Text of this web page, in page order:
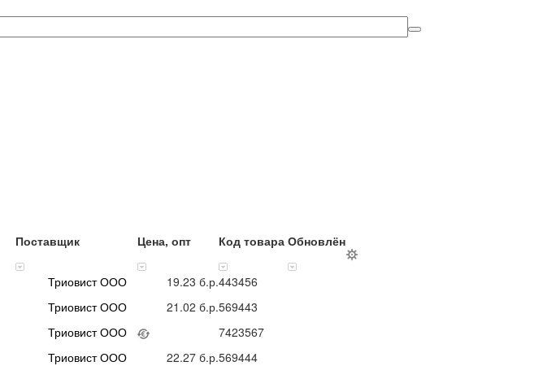
Поставщик Цена, опт Код товара Обновлён
Триовист ООО 19.23 б.р.443456
Триовист ООО 21.02 б.р.569443
Триовист ООО
7423567
Триовист ООО 22.27 б.р.569444